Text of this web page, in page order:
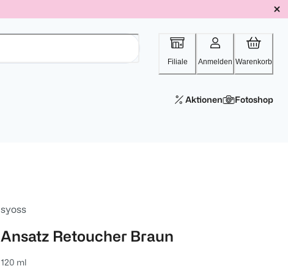
Filiale Anmelden Warenkorb
Aktionen Fotoshop
syoss
Ansatz Retoucher Braun
120 ml